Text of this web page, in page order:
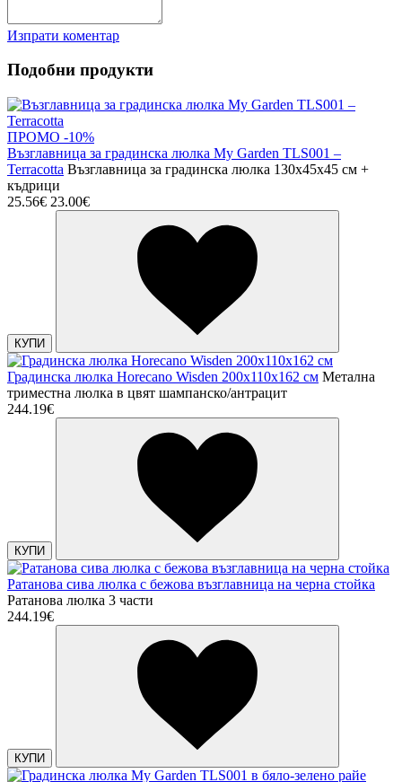
Изпрати коментар
Подобни продукти
ПРОМО -10%
Възглавница за градинска люлка My Garden TLS001 –
Terracotta Възглавница за градинска люлка 130x45x45 см +
къдрици
25.56€ 23.00€
КУПИ
Градинска люлка Horecano Wisden 200х110х162 см Метална
триместна люлка в цвят шампанско/антрацит
244.19€
КУПИ
Ратанова сива люлка с бежова възглавница на черна стойка
Ратанова люлка 3 части
244.19€
КУПИ